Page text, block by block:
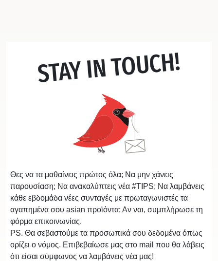
STAY IN TOUCH!
Θες να τα μαθαίνεις πρώτος όλα; Να μην χάνεις
παρουσίαση; Να ανακαλύπτεις νέα #TIPS; Να λαμβάνεις
κάθε εβδομάδα νέες συνταγές με πρωταγωνιστές τα
αγαπημένα σου asian προϊόντα; Αν ναι, συμπλήρωσε τη
φόρμα επικοινωνίας.
PS. Θα σεβαστούμε τα προσωπικά σου δεδομένα όπως
ορίζει ο νόμος. Επιβεβαίωσε μας στο mail που θα λάβεις
ότι είσαι σύμφωνος να λαμβάνεις νέα μας!